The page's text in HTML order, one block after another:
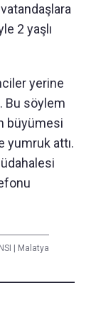
2 yaşlı
yerine
Bu söylem
büyümesi
yumruk attı.
| Malatya